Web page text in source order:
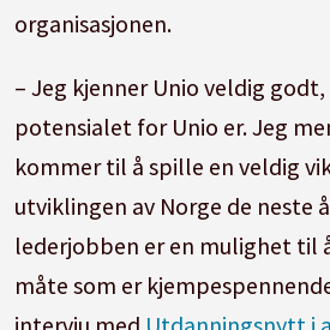
organisasjonen.
– Jeg kjenner Unio veldig
potensialet for Unio er. Jeg
kommer til å spille en veldig
utviklingen av Norge de neste
lederjobben er en mulighet til
måte som er